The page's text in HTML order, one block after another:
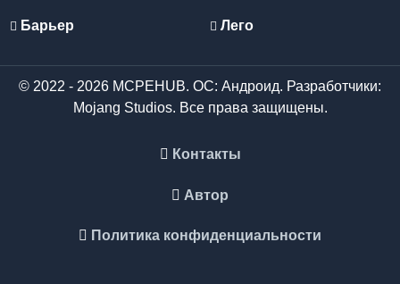
Барьер Лего
© 2022 - 2026 MCPEHUB. ОС: Андроид. Разработчики:
Mojang Studios. Все права защищены.
Контакты
Автор
Политика конфиденциальности